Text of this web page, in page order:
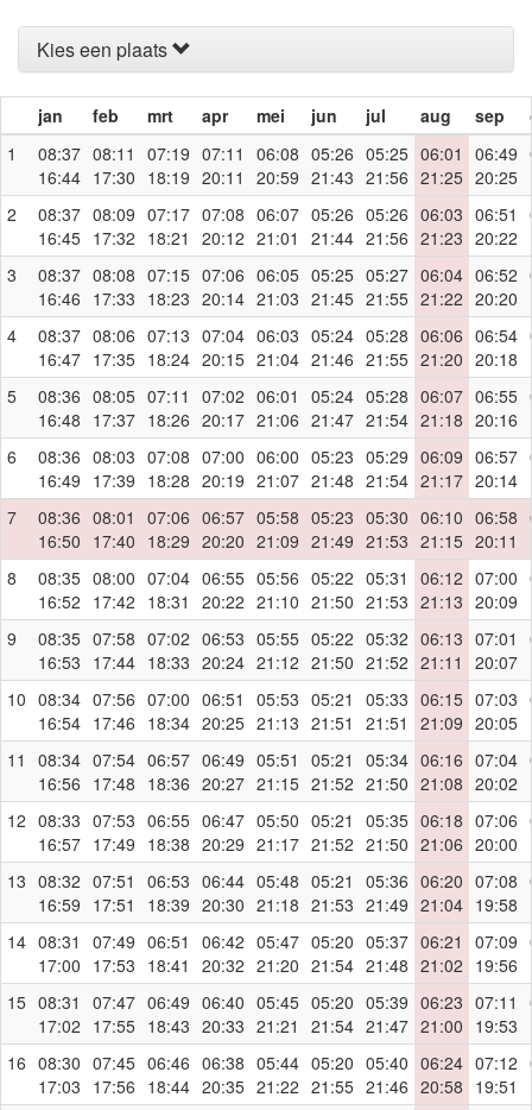
Kies een plaats
jan feb mrt apr mei jun jul aug sep
1
08:37
16:44
08:11
17:30
07:19
18:19
07:11
20:11
06:08
20:59
05:26
21:43
05:25
21:56
06:01
21:25
06:49
20:25
2
08:37
16:45
08:09
17:32
07:17
18:21
07:08
20:12
06:07
21:01
05:26
21:44
05:26
21:56
06:03
21:23
06:51
20:22
3
08:37
16:46
08:08
17:33
07:15
18:23
07:06
20:14
06:05
21:03
05:25
21:45
05:27
21:55
06:04
21:22
06:52
20:20
4
08:37
16:47
08:06
17:35
07:13
18:24
07:04
20:15
06:03
21:04
05:24
21:46
05:28
21:55
06:06
21:20
06:54
20:18
5
08:36
16:48
08:05
17:37
07:11
18:26
07:02
20:17
06:01
21:06
05:24
21:47
05:28
21:54
06:07
21:18
06:55
20:16
6
08:36
16:49
08:03
17:39
07:08
18:28
07:00
20:19
06:00
21:07
05:23
21:48
05:29
21:54
06:09
21:17
06:57
20:14
7
08:36
16:50
08:01
17:40
07:06
18:29
06:57
20:20
05:58
21:09
05:23
21:49
05:30
21:53
06:10
21:15
06:58
20:11
8
08:35
16:52
08:00
17:42
07:04
18:31
06:55
20:22
05:56
21:10
05:22
21:50
05:31
21:53
06:12
21:13
07:00
20:09
9
08:35
16:53
07:58
17:44
07:02
18:33
06:53
20:24
05:55
21:12
05:22
21:50
05:32
21:52
06:13
21:11
07:01
20:07
10 08:34
16:54
07:56
17:46
07:00
18:34
06:51
20:25
05:53
21:13
05:21
21:51
05:33
21:51
06:15
21:09
07:03
20:05
11
08:34
16:56
07:54
17:48
06:57
18:36
06:49
20:27
05:51
21:15
05:21
21:52
05:34
21:50
06:16
21:08
07:04
20:02
12 08:33
16:57
07:53
17:49
06:55
18:38
06:47
20:29
05:50
21:17
05:21
21:52
05:35
21:50
06:18
21:06
07:06
20:00
13 08:32
16:59
07:51
17:51
06:53
18:39
06:44
20:30
05:48
21:18
05:21
21:53
05:36
21:49
06:20
21:04
07:08
19:58
14 08:31
17:00
07:49
17:53
06:51
18:41
06:42
20:32
05:47
21:20
05:20
21:54
05:37
21:48
06:21
21:02
07:09
19:56
15 08:31
17:02
07:47
17:55
06:49
18:43
06:40
20:33
05:45
21:21
05:20
21:54
05:39
21:47
06:23
21:00
07:11
19:53
16 08:30
17:03
07:45
17:56
06:46
18:44
06:38
20:35
05:44
21:22
05:20
21:55
05:40
21:46
06:24
20:58
07:12
19:51